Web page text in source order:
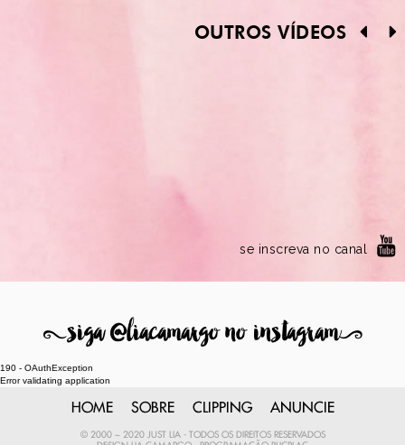
OUTROS VÍDEOS
se inscreva no canal
8siga @liacamargo no instagram9
190 - OAuthException
Error validating application
HOME SOBRE CLIPPING ANUNCIE
© 2000 ~ 2020 JUST LIA - TODOS OS DIREITOS RESERVADOS